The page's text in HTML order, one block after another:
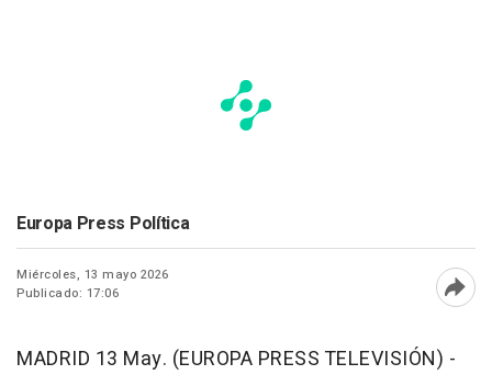
Europa Press Política
Miércoles, 13 mayo 2026
Publicado: 17:06
MADRID 13 May. (EUROPA PRESS TELEVISIÓN) -